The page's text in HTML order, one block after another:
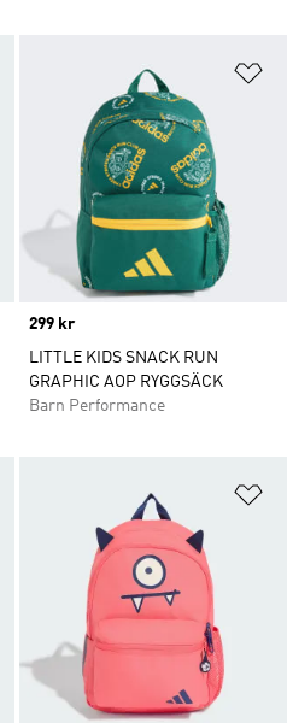
Lägg till på önskelistan
Price
299 kr
LITTLE KIDS SNACK RUN
GRAPHIC AOP RYGGSÄCK
Barn Performance
Lägg till på önskelistan